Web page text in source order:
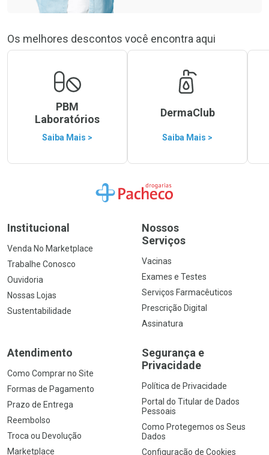
Os melhores descontos você encontra aqui
PBM
Laboratórios
Saiba Mais >
DermaClub
Saiba Mais >
Ir para a Home
Institucional
Venda No Marketplace
Trabalhe Conosco
Ouvidoria
Nossas Lojas
Sustentabilidade
Nossos
Serviços
Vacinas
Exames e Testes
Serviços Farmacêuticos
Prescrição Digital
Assinatura
Atendimento
Como Comprar no Site
Formas de Pagamento
Prazo de Entrega
Reembolso
Troca ou Devolução
Marketplace
Segurança e
Privacidade
Política de Privacidade
Portal do Titular de Dados
Pessoais
Como Protegemos os Seus
Dados
Configuração de Cookies